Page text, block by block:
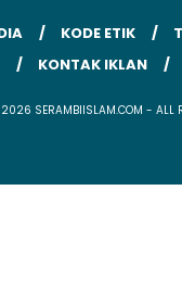
KODE ETIK
KONTAK IKLAN
SERAMBIISLAM.COM - ALL